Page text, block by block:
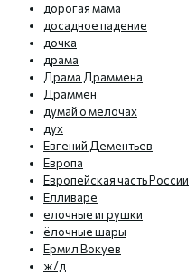
дорогая мама
досадное падение
дочка
драма
Драма Драммена
Драммен
думай о мелочах
дух
Евгений Дементьев
Европа
Европейская часть России
Елливаре
елочные игрушки
ёлочные шары
Ермил Вокуев
ж/д